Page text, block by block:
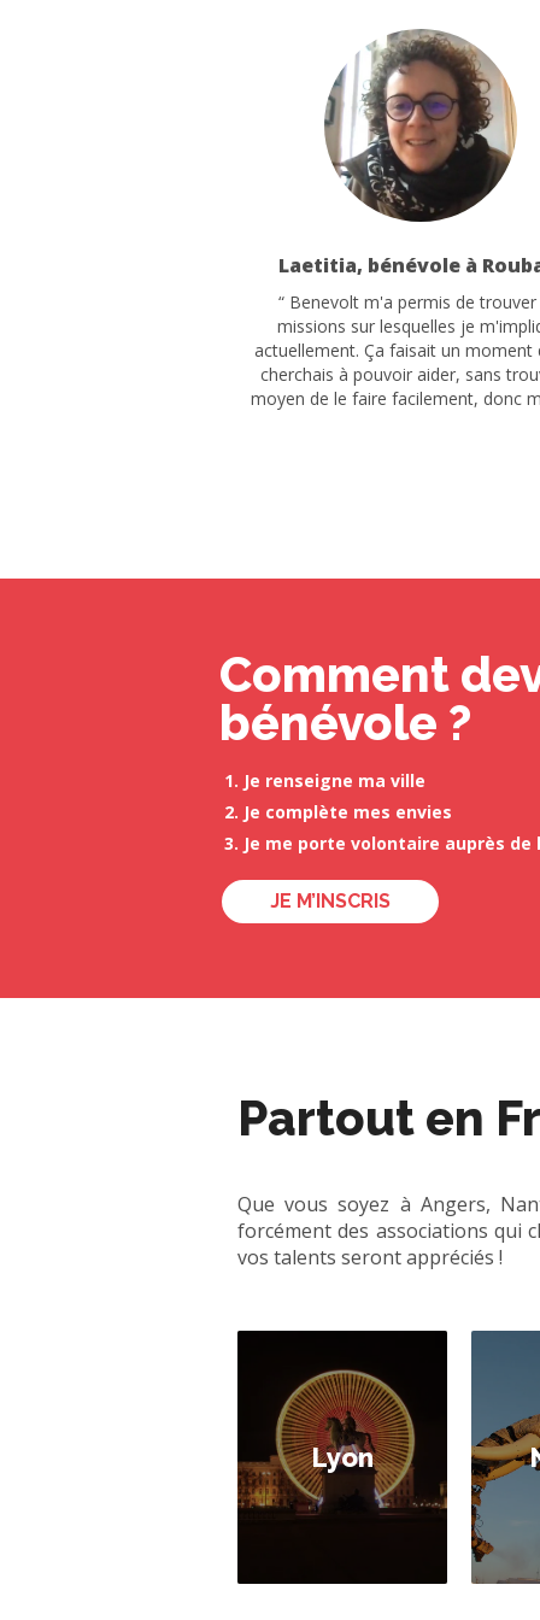
Laetitia, bénévole à
“ Benevolt m'a permis de trouver
missions sur lesquelles je
actuellement. Ça faisait un moment
cherchais à pouvoir aider, sans
moyen de le faire facilement, donc
Comment
bénévole ?
Je renseigne ma ville
Je complète mes envies
Je me porte volontaire auprès
JE M’INSCRIS
Partout en
Que vous soyez à Angers,
forcément des associations qui
vos talents seront appréciés !
Lyon